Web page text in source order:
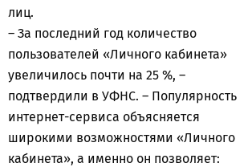
лиц.
– За последний год количество
пользователей «Личного кабинета»
увеличилось почти на 25 %, –
подтвердили в УФНС. – Популярность
интернет-сервиса объясняется
широкими возможностями «Личного
кабинета», а именно он позволяет: